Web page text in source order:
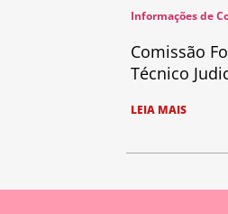
Informações de
Comissão
Técnico
LEIA MAIS